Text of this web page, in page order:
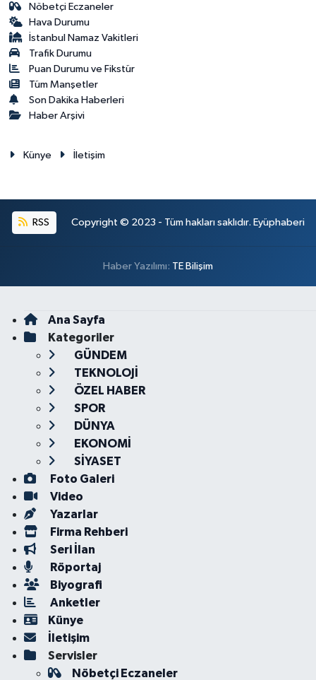
Nöbetçi Eczaneler
Hava Durumu
İstanbul Namaz Vakitleri
Trafik Durumu
Puan Durumu ve Fikstür
Tüm Manşetler
Son Dakika Haberleri
Haber Arşivi
Künye İletişim
RSS Copyright © 2023 - Tüm hakları saklıdır. Eyüphaberi
Haber Yazılımı: TE Bilişim
Ana Sayfa
Kategoriler
GÜNDEM
TEKNOLOJİ
ÖZEL HABER
SPOR
DÜNYA
EKONOMİ
SİYASET
Foto Galeri
Video
Yazarlar
Firma Rehberi
Seri İlan
Röportaj
Biyografi
Anketler
Künye
İletişim
Servisler
Nöbetçi Eczaneler